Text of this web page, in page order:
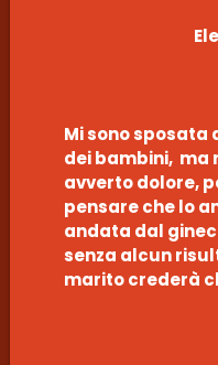
Mi sono
dei bambini, ma
avverto dolore,
pensare che lo
andata dal
senza alcun
marito crederà